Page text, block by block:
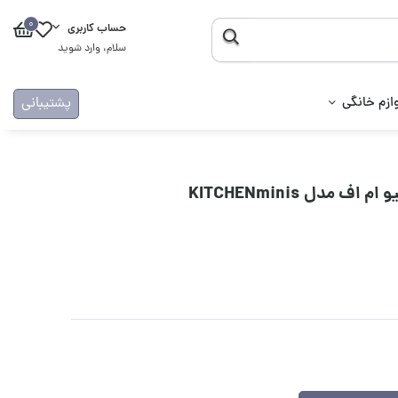
حساب کاربری
سلام، وارد شوید
0
خانگی پشتیبانی